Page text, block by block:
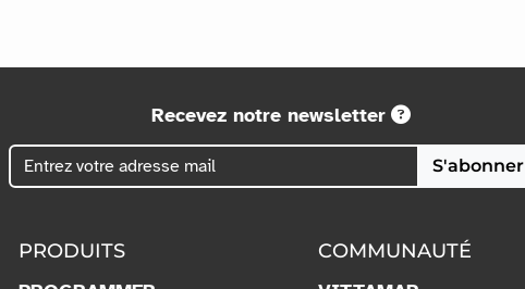
Recevez notre newsletter
S'abonner
PRODUITS
COMMUNAUTÉ